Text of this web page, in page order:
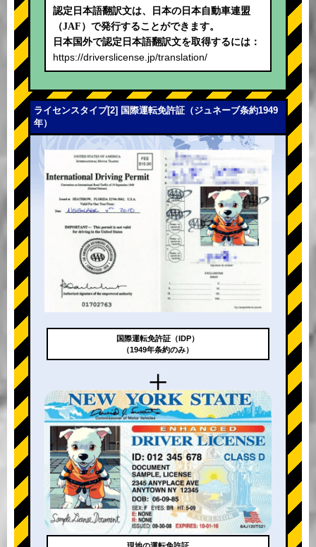
認定日本語翻訳文は、日本の日本自動車連盟
（JAF）で発行することができます。
日本国外で認定日本語翻訳文を取得するには：
https://driverslicense.jp/translation/
ライセンスタイプ[2] 国際運転免許証（ジュネーブ条約1949
年）
+
国際運転免許証（IDP）
（1949年条約のみ）
現地の運転免許証